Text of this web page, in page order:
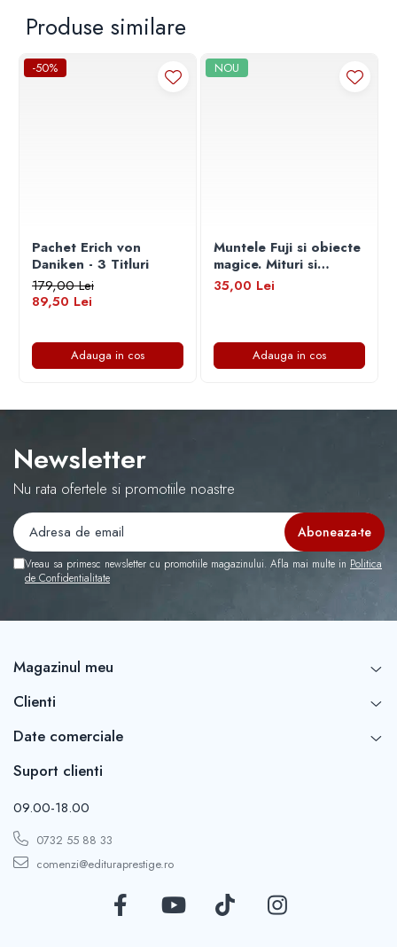
Produse similare
-50%
Pachet Erich von
Daniken - 3 Titluri
179,00 Lei
89,50 Lei
Adauga in cos
NOU
Muntele Fuji si obiecte
magice. Mituri si
legende ale Japoniei
35,00 Lei
Adauga in cos
Newsletter
Nu rata ofertele si promotiile noastre
Vreau sa primesc newsletter cu promotiile magazinului. Afla mai multe in Politica
de Confidentialitate
Magazinul meu
Clienti
Date comerciale
Suport clienti
09.00-18.00
0732 55 88 33
comenzi@edituraprestige.ro